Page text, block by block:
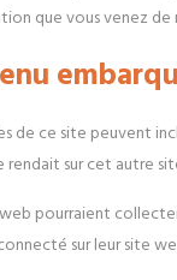
que vous venez de
de ce site peuvent
rendait sur cet autre
pourraient
sur leur site